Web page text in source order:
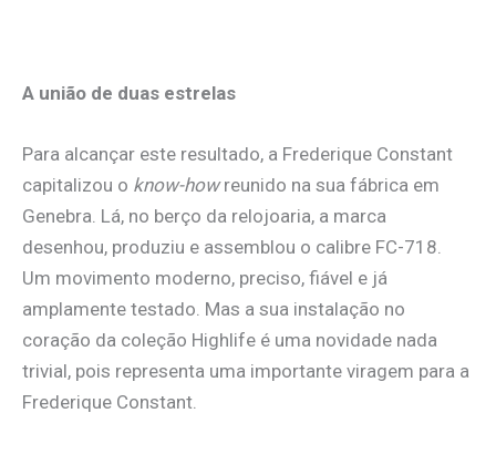
A união de duas estrelas
Para alcançar este resultado, a Frederique Constant
capitalizou o know-howreunido na sua fábrica em
Genebra. Lá, no berço da relojoaria, a marca
desenhou, produziu e assemblou o calibre FC-718.
Um movimento moderno, preciso, fiável e já
amplamente testado. Mas a sua instalação no
coração da coleção Highlife é uma novidade nada
trivial, pois representa uma importante viragem para a
Frederique Constant.